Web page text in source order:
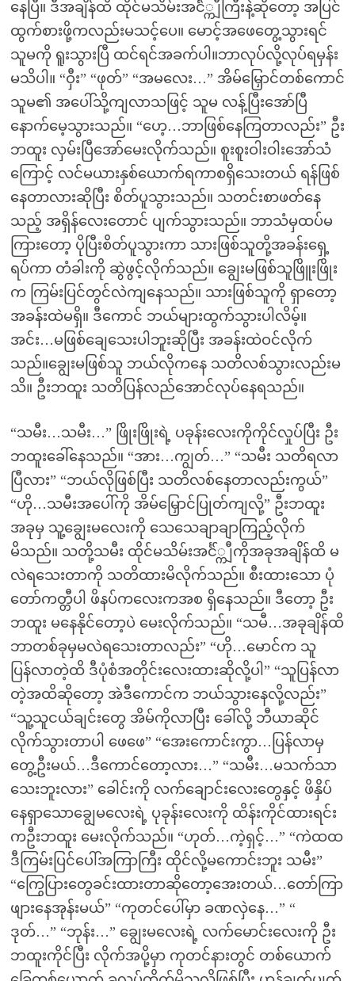
နေပြီ။ ဒီအချိန်ထိ ထိုင်မသိမ်းအင်္င်္ကျီကြီးနဲ့ဆိုတော့ အပြင်
ထွက်စားဖို့ကလည်းမသင့်ပေ။ မောင့်အဖေတွေ့သွားရင်
သူမကို ရူးသွားပြီ ထင်ရင်အခက်ပါ။ဘာလုပ်လို့လုပ်ရမှန်း
မသိပါ။ “ဝှီး” “ဖုတ်” “အမလေး…” အိမ်မြှောင်တစ်ကောင်
သူမ၏ အပေါ်သို့ကျလာသဖြင့် သူမ လန့်ပြီးအော်ပြီ
နောက်မေ့သွားသည်။ “ဟေ့…ဘာဖြစ်နေကြတာလည်း” ဦး
ဘထူး လှမ်းပြီအော်မေးလိုက်သည်။ စူးစူးဝါးဝါးအော်သံ
ကြောင့် လင်မယားနှစ်ယောက်ရကာစရှိသေးတယ် ရန်ဖြစ်
နေတာလားဆိုပြီး စိတ်ပူသွားသည်။ သတင်းစာဖတ်နေ
သည့် အရှိန်လေးတောင် ပျက်သွားသည်။ ဘာသံမှထပ်မ
ကြားတော့ ပိုပြီးစိတ်ပူသွားကာ သားဖြစ်သူတို့အခန်းရှေ့
ရပ်ကာ တံခါးကို ဆွဲဖွင့်လိုက်သည်။ ချွေးမဖြစ်သူဖြိူးဖြိုး
က ကြမ်းပြင်တွင်လဲကျနေသည်။ သားဖြစ်သူကို ရှာတော့
အခန်းထဲမရှိ။ ဒီကောင် ဘယ်များထွက်သွားပါလိမ့်။
အင်း…မဖြစ်ချေသေးပါဘူးဆိုပြီး အခန်းထဲဝင်လိုက်
သည်။ချွေးမဖြစ်သူ ဘယ်လိုကနေ သတိလစ်သွားလည်းမ
သိ။ ဦးဘထူး သတိပြန်လည်အောင်လုပ်နေရသည်။
“သမီး…သမီး…” ဖြိုးဖြိုးရဲ့ ပခုန်းလေးကိုကိုင်လှုပ်ပြီး ဦး
ဘထူးခေါ်နေသည်။ “အား…ကျွတ်…” “သမီး သတိရလာ
ပြီလား” “ဘယ်လိုဖြစ်ပြီး သတိလစ်နေတာလည်းကွယ်”
“ဟို…သမီးအပေါ်ကို အိမ်မြှောင်ပြုတ်ကျလို့” ဦးဘထူး
အခုမှ သူ့ချွေးမလေးကို သေသေချာချာကြည့်လိုက်
မိသည်။ သတို့သမီး ထိုင်မသိမ်းအင်္င်္ကျီကိုအခုအချိန်ထိ မ
လဲရသေးတာကို သတိထားမိလိုက်သည်။ စီးထားသော ပုံ
တော်ကတ္တီပါ ဖိနပ်ကလေးကအစ ရှိနေသည်။ ဒီတော့ ဦး
ဘထူး မနေနိုင်တော့ပဲ မေးလိုက်သည်။ “သမီ…အခုချိန်ထိ
ဘာတစ်ခုမှမလဲရသေးတာလည်း” “ဟို…မောင်က သူ
ပြန်လာတဲ့ထိ ဒီပုံစံအတိုင်းလေးထားဆိုလို့ပါ” “သူပြန်လာ
တဲ့အထိဆိုတော့ အဲဒီကောင်က ဘယ်သွားနေလို့လည်း”
“သူ့သူငယ်ချင်းတွေ အိမ်ကိုလာပြီး ခေါ်လို့ ဘီယာဆိုင်
လိုက်သွားတာပါ ဖေဖေ” “အေးကောင်းကွာ…ပြန်လာမှ
တွေ့ဦးမယ်…ဒီကောင်တော့လား…” “သမီး…မသက်သာ
သေးဘူးလား” ခေါင်းကို လက်ချောင်းလေးတွေနှင့် ဖိနှိပ်
နေရှာသောချွေမလေးရဲ့ ပုခုန်းလေးကို ထိန်းကိုင်ထားရင်း
ကဦးဘထူး မေးလိုက်သည်။ “ဟုတ်…ကဲ့ရှင့်…” “ကဲထထ
ဒီကြမ်းပြင်ပေါ်အကြာကြီး ထိုင်လို့မကောင်းဘူး သမီး”
“ကြွေပြားတွေခင်းထားတာဆိုတော့အေးတယ်…တော်ကြာ
ဖျားနေအုန်းမယ်” “ကုတင်ပေါ်မှာ ခဏလှဲနေ…” “
ဒုတ်…” “ဘုန်း…” ချွေးမလေးရဲ့ လက်မောင်းလေးကို ဦး
ဘထူးကိုင်ပြီး လိုက်အပို့မှာ ကုတင်နားတွင် တစ်ယောက်